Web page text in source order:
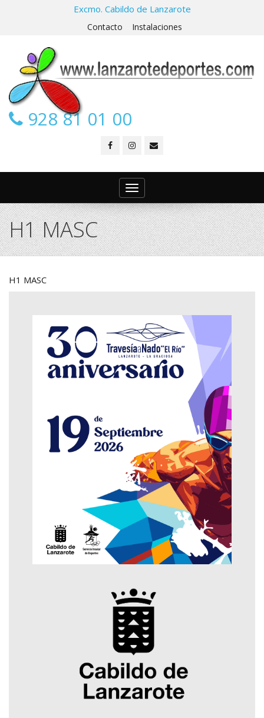
Excmo. Cabildo de Lanzarote
Contacto Instalaciones
928 81 01 00
Toggle
navigation
H1 MASC
H1 MASC